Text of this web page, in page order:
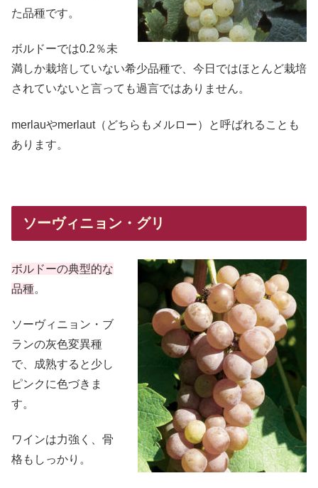
た品種です。
ボルドーでは0.2％未
満しか栽培していない希少品種で、今日ではほとんど栽培
されていないと言っても過言ではありません。
merlauやmerlaut（どちらもメルロー）と呼ばれることも
あります。
ソーヴィニョン・グリ
ボルドーの典型的な
品種。
ソーヴィニョン・ブ
ランの灰色変異種
で、成熟すると少し
ピンクに色づきま
す。
ワインは力強く、骨
格もしっかり。